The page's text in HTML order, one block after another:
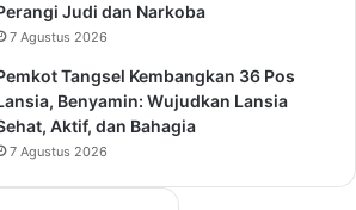
Judi dan Narkoba
7 Agustus 2026
Tangsel Kembangkan 36 Pos
Benyamin: Wujudkan Lansia
Aktif, dan Bahagia
7 Agustus 2026